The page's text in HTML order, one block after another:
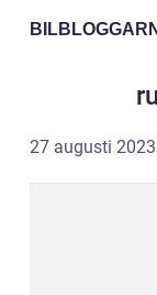
27 augusti 2023